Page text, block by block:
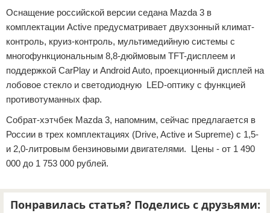
Оснащение российской версии седана Mazda 3 в
комплектации Active предусматривает двухзонный климат-
контроль, круиз-контроль, мультимедийную системы с
многофункциональным 8,8-дюймовым TFT-дисплеем и
поддержкой CarPlay и Android Auto, проекционный дисплей на
лобовое стекло и светодиодную LED-оптику с функцией
противотуманных фар.
Собрат-хэтчбек Mazda 3, напомним, сейчас предлагается в
России в трех комплектациях (Drive, Active и Supreme) с 1,5-
и 2,0-литровым бензиновыми двигателями. Цены - от 1 490
000 до 1 753 000 рублей.
Понравилась статья? Поделись с друзьями: